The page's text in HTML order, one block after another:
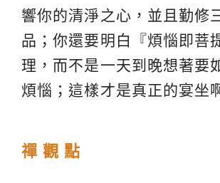
響你的清淨之心，並且勤修
品；你還要明白『煩惱即菩
理，而不是一天到晚想著要
煩惱；這樣才是真正的宴坐
禪 觀 點